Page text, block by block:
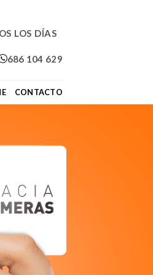
LOS DÍAS
686 104 629
CONTACTO